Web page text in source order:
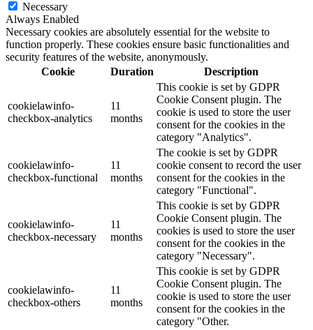
Necessary
Always Enabled
Necessary cookies are absolutely essential for the website to
function properly. These cookies ensure basic functionalities and
security features of the website, anonymously.
Cookie
Duration Description
cookielawinfo-
checkbox-analytics
11
months
This cookie is set by GDPR
Cookie Consent plugin. The
cookie is used to store the user
consent for the cookies in the
category "Analytics".
cookielawinfo-
checkbox-functional
11
months
The cookie is set by GDPR
cookie consent to record the user
consent for the cookies in the
category "Functional".
cookielawinfo-
checkbox-necessary
11
months
This cookie is set by GDPR
Cookie Consent plugin. The
cookies is used to store the user
consent for the cookies in the
category "Necessary".
cookielawinfo-
checkbox-others
11
months
This cookie is set by GDPR
Cookie Consent plugin. The
cookie is used to store the user
consent for the cookies in the
category "Other.